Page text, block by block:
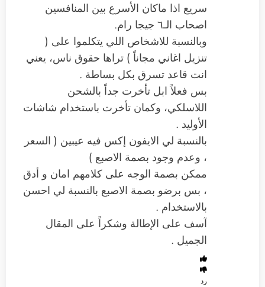
سريع اذا ماكان الأسرع بين المنافسين
اصحاب الـ٦ جيجا رام.
وبالنسبة للاشخاص اللي يتكلموا على (
تنزيل اغاني مجاناً ) تراها حقوق ناس، يعني
انت قاعد تسرق بكل بساطة .
بس فعلاً ابل تأخرت جداً بالشحن
اللاسلكي، وكمان تأخرت باستخدام شاشات
الأوليد .
بالنسبة لي الايفون إكس فيه عيبين ( السعر
، وعدم وجود بصمة الاصبع )
ممكن بصمة الوجه على كلامهم امان و أدق
، بس برضو بصمة الاصبع بالنسبة لي احسن
بالاستخدام .
آسف على الإطالة وشكراً على المقال
الجميل .
رد